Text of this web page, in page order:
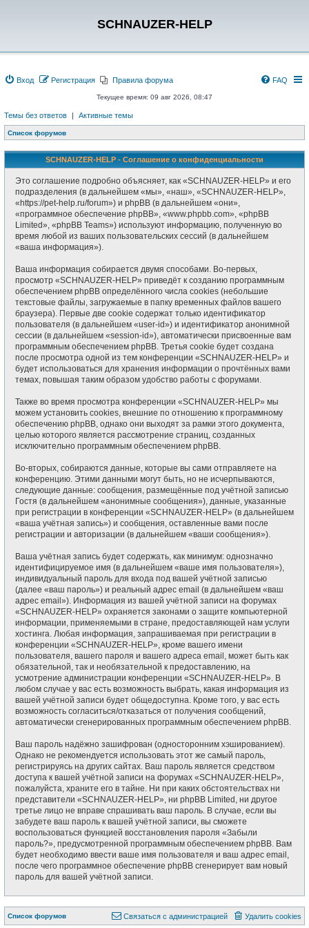
SCHNAUZER-HELP
Вход Регистрация Правила форума FAQ
Текущее время: 09 авг 2026, 08:47
Темы без ответов | Активные темы
Список форумов
SCHNAUZER-HELP - Соглашение о конфиденциальности
Это соглашение подробно объясняет, как «SCHNAUZER-HELP» и его
подразделения (в дальнейшем «мы», «наш», «SCHNAUZER-HELP»,
«https://pet-help.ru/forum») и phpBB (в дальнейшем «они»,
«программное обеспечение phpBB», «www.phpbb.com», «phpBB
Limited», «phpBB Teams») используют информацию, полученную во
время любой из ваших пользовательских сессий (в дальнейшем
«ваша информация»).
Ваша информация собирается двумя способами. Во-первых,
просмотр «SCHNAUZER-HELP» приведёт к созданию программным
обеспечением phpBB определённого числа cookies (небольшие
текстовые файлы, загружаемые в папку временных файлов вашего
браузера). Первые две cookie содержат только идентификатор
пользователя (в дальнейшем «user-id») и идентификатор анонимной
сессии (в дальнейшем «session-id»), автоматически присвоенные вам
программным обеспечением phpBB. Третья cookie будет создана
после просмотра одной из тем конференции «SCHNAUZER-HELP» и
будет использоваться для хранения информации о прочтённых вами
темах, повышая таким образом удобство работы с форумами.
Также во время просмотра конференции «SCHNAUZER-HELP» мы
можем установить cookies, внешние по отношению к программному
обеспечению phpBB, однако они выходят за рамки этого документа,
целью которого является рассмотрение страниц, созданных
исключительно программным обеспечением phpBB.
Во-вторых, собираются данные, которые вы сами отправляете на
конференцию. Этими данными могут быть, но не исчерпываются,
следующие данные: сообщения, размещённые под учётной записью
Гостя (в дальнейшем «анонимные сообщения»), данные, указанные
при регистрации в конференции «SCHNAUZER-HELP» (в дальнейшем
«ваша учётная запись») и сообщения, оставленные вами после
регистрации и авторизации (в дальнейшем «ваши сообщения»).
Ваша учётная запись будет содержать, как минимум: однозначно
идентифицируемое имя (в дальнейшем «ваше имя пользователя»),
индивидуальный пароль для входа под вашей учётной записью
(далее «ваш пароль») и реальный адрес email (в дальнейшем «ваш
адрес email»). Информация из вашей учётной записи на форумах
«SCHNAUZER-HELP» охраняется законами о защите компьютерной
информации, применяемыми в стране, предоставляющей нам услуги
хостинга. Любая информация, запрашиваемая при регистрации в
конференции «SCHNAUZER-HELP», кроме вашего имени
пользователя, вашего пароля и вашего адреса email, может быть как
обязательной, так и необязательной к предоставлению, на
усмотрение администрации конференции «SCHNAUZER-HELP». В
любом случае у вас есть возможность выбрать, какая информация из
вашей учётной записи будет общедоступна. Кроме того, у вас есть
возможность согласиться/отказаться от получения сообщений,
автоматически сгенерированных программным обеспечением phpBB.
Ваш пароль надёжно зашифрован (односторонним хэшированием).
Однако не рекомендуется использовать этот же самый пароль,
регистрируясь на других сайтах. Ваш пароль является средством
доступа к вашей учётной записи на форумах «SCHNAUZER-HELP»,
пожалуйста, храните его в тайне. Ни при каких обстоятельствах ни
представители «SCHNAUZER-HELP», ни phpBB Limited, ни другое
третье лицо не вправе спрашивать ваш пароль. В случае, если вы
забудете ваш пароль к вашей учётной записи, вы сможете
воспользоваться функцией восстановления пароля «Забыли
пароль?», предусмотренной программным обеспечением phpBB. Вам
будет необходимо ввести ваше имя пользователя и ваш адрес email,
после чего программное обеспечение phpBB сгенерирует вам новый
пароль для вашей учётной записи.
Список форумов Удалить cookies
Связаться с администрацией